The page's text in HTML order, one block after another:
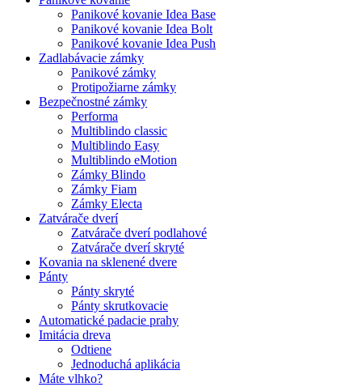
Panikové kovanie Idea Base
Panikové kovanie Idea Bolt
Panikové kovanie Idea Push
Zadlabávacie zámky
Panikové zámky
Protipožiarne zámky
Bezpečnostné zámky
Performa
Multiblindo classic
Multiblindo Easy
Multiblindo eMotion
Zámky Blindo
Zámky Fiam
Zámky Electa
Zatvárače dverí
Zatvárače dverí podlahové
Zatvárače dverí skryté
Kovania na sklenené dvere
Pánty
Pánty skryté
Pánty skrutkovacie
Automatické padacie prahy
Imitácia dreva
Odtiene
Jednoduchá aplikácia
Máte vlhko?